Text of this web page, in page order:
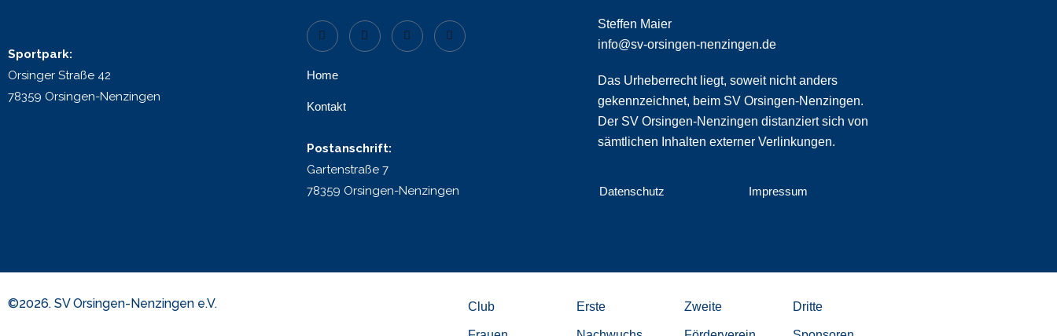
Sportpark:
Orsinger Straße 42
78359 Orsingen-Nenzingen
Home
Kontakt
Postanschrift:
Gartenstraße 7
78359 Orsingen-Nenzingen
Steffen Maier
info@sv-orsingen-nenzingen.de
Das Urheberrecht liegt, soweit nicht anders
gekennzeichnet, beim SV Orsingen-Nenzingen.
Der SV Orsingen-Nenzingen distanziert sich von
sämtlichen Inhalten externer Verlinkungen.
Datenschutz Impressum
©2026. SV Orsingen-Nenzingen e.V. Club Erste Zweite Dritte